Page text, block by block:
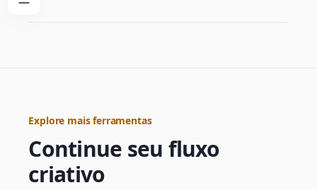
Explore mais ferramentas
Continue seu fluxo
criativo